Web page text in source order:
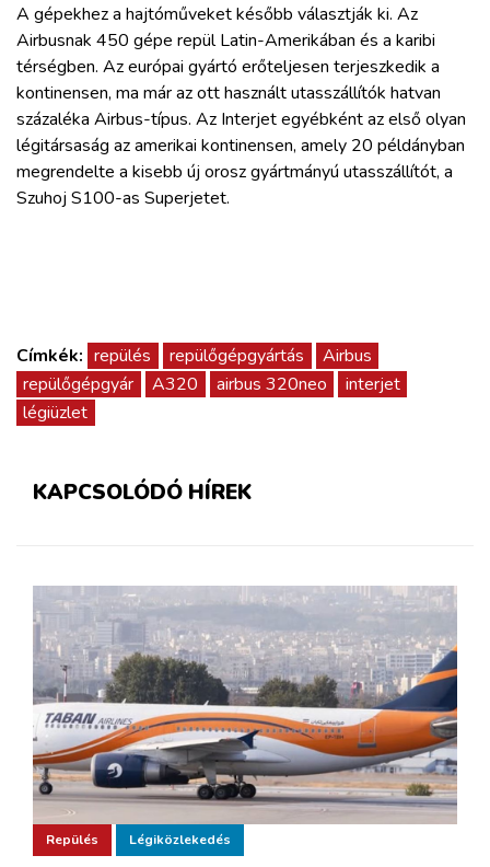
A gépekhez a hajtóműveket később választják ki. Az
Airbusnak 450 gépe repül Latin-Amerikában és a karibi
térségben. Az európai gyártó erőteljesen terjeszkedik a
kontinensen, ma már az ott használt utasszállítók hatvan
százaléka Airbus-típus. Az Interjet egyébként az első olyan
légitársaság az amerikai kontinensen, amely 20 példányban
megrendelte a kisebb új orosz gyártmányú utasszállítót, a
Szuhoj S100-as Superjetet.
Címkék: repülés repülőgépgyártás
Airbus
repülőgépgyár
A320 airbus 320neo
interjet
légiüzlet
KAPCSOLÓDÓ HÍREK
Repülés Légiközlekedés